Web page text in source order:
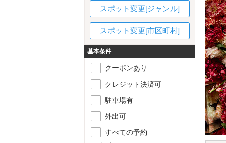
スポット変更[ジャンル]
スポット変更[市区町村]
基本条件
クーポンあり
クレジット決済可
駐車場有
外出可
すべての予約